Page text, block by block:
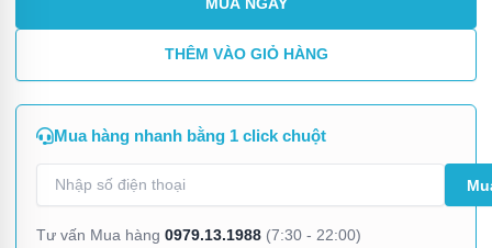
THÊM VÀO GIỎ HÀNG
Mua hàng nhanh bằng 1 click chuột
Tư vấn Mua hàng 0979.13.1988(7:30 - 22:00)